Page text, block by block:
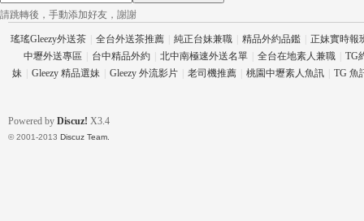
請跳轉後，手動添加好友，謝謝
瑤瑤Gleezy外送茶 全台外送茶推薦 純正台妹兼職 精品外約品鑑
正妹實時報
中壢外送專區
台中精品外約 北中南極速外送名單 全台在地素人兼職
TG
妹
Gleezy 精品選妹 Gleezy 外流影片 老司機推薦 桃園中壢素人魚訊 TG 魚
Powered by Discuz! X3.4
© 2001-2013 Discuz Team.